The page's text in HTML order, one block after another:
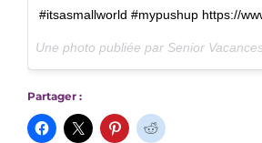
#itsasmallworld #mypushup https://
Partager :